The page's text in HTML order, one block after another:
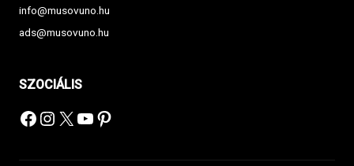
info@musovuno.hu
ads@musovuno.hu
SZOCIÁLIS
Facebook
Instagram
X YouTube
Pinterest